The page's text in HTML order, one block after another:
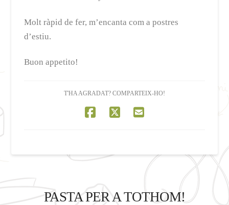
Molt ràpid de fer, m’encanta com a postres
d’estiu.
Buon appetito!
T'HA AGRADAT? COMPARTEIX-HO!
PASTA PER A TOTHOM!